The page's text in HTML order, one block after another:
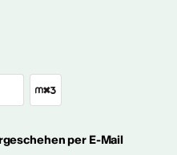
per E-Mail